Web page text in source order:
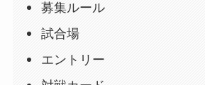
募集ルール
試合場
エントリー